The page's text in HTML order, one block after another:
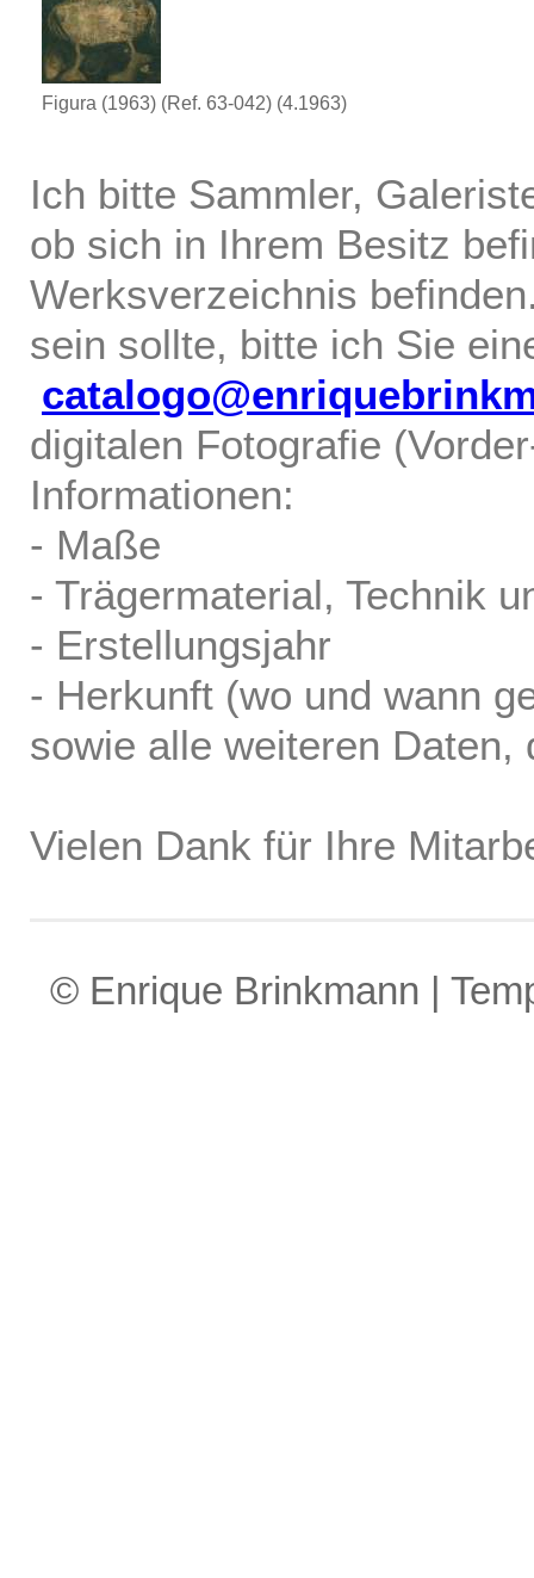
Figura (1963) (Ref. 63-042) (4.1963)
Ich bitte Sammler,
ob sich in Ihrem Besitz
Werksverzeichnis
sein sollte, bitte ich Sie
digitalen Fotografie
Informationen:
- Maße
- Trägermaterial, Technik
- Erstellungsjahr
- Herkunft (wo und wann
sowie alle weiteren
Vielen Dank für Ihre
© Enrique Brinkmann |